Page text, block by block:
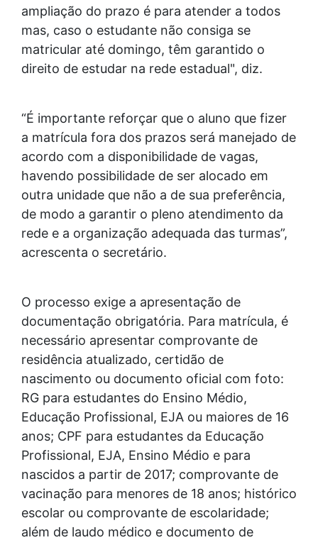
ampliação do prazo é para atender a todos
mas, caso o estudante não consiga se
matricular até domingo, têm garantido o
direito de estudar na rede estadual", diz.
“É importante reforçar que o aluno que fizer
a matrícula fora dos prazos será manejado de
acordo com a disponibilidade de vagas,
havendo possibilidade de ser alocado em
outra unidade que não a de sua preferência,
de modo a garantir o pleno atendimento da
rede e a organização adequada das turmas”,
acrescenta o secretário.
O processo exige a apresentação de
documentação obrigatória. Para matrícula, é
necessário apresentar comprovante de
residência atualizado, certidão de
nascimento ou documento oficial com foto:
RG para estudantes do Ensino Médio,
Educação Profissional, EJA ou maiores de 16
anos; CPF para estudantes da Educação
Profissional, EJA, Ensino Médio e para
nascidos a partir de 2017; comprovante de
vacinação para menores de 18 anos; histórico
escolar ou comprovante de escolaridade;
além de laudo médico e documento de